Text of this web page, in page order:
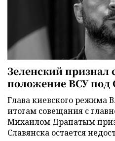
Зеленский признал
положение ВСУ под
Глава киевского режима
итогам совещания с
Михаилом Драпатым
Славянска остается